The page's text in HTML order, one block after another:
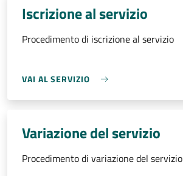
Iscrizione al servizio
Procedimento di iscrizione al servizio
VAI AL SERVIZIO
Variazione del servizio
Procedimento di variazione del servizio